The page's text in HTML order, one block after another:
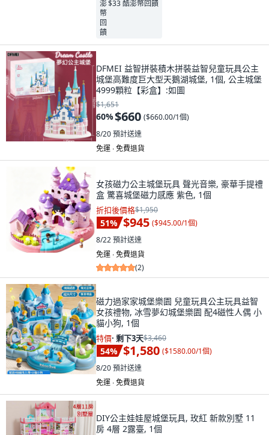
$33 酷澎幣回饋
DFMEI 益智拼裝積木拼裝益智兒童玩具公主
城堡高難度巨大型天鵝湖城堡, 1個, 公主城堡
4999顆粒【彩盒】:如圖
$1,651
60%$660 ($660.00/1個)
8/20預計送達
免運 ∙ 免費退貨
女孩磁力公主城堡玩具 聲光音樂, 豪華手提禮
盒 驚喜城堡磁力感應 紫色, 1個
折扣後價格$1,950
51% $945 ($945.00/1個)
8/22預計送達
免運 ∙ 免費退貨
(2)
磁力過家家城堡樂園 兒童玩具公主玩具益智
女孩禮物, 冰雪夢幻城堡樂園 配4磁性人偶 小
貓小狗, 1個
特價· 剩下3天$3,460
54% $1,580 ($1580.00/1個)
8/20預計送達
免運 ∙ 免費退貨
DIY公主娃娃屋城堡玩具, 玫紅 新款別墅 11
房 4層 2露臺, 1個